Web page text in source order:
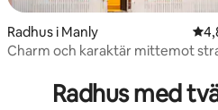
betyg, 124 omdömen
Radhus i Manly
Charm och karaktär mittemot
Radhus med